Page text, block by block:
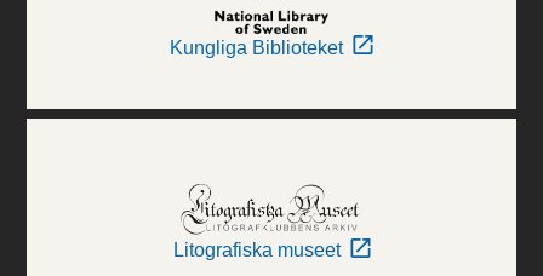
Kungliga Biblioteket
Litografiska museet